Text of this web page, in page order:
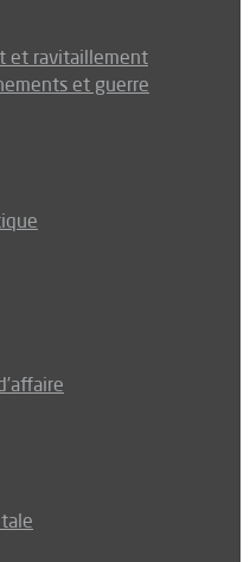
et ravitaillement
et guerre